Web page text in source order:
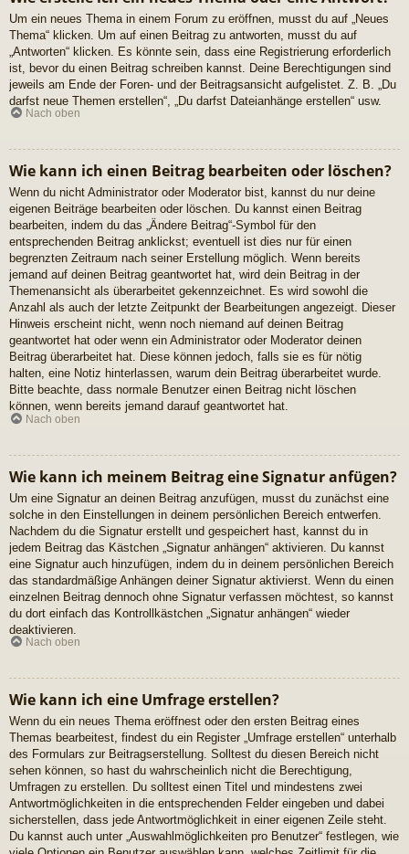
Um ein neues Thema in einem Forum zu eröffnen, musst du auf „Neues
Thema“ klicken. Um auf einen Beitrag zu antworten, musst du auf
„Antworten“ klicken. Es könnte sein, dass eine Registrierung erforderlich
ist, bevor du einen Beitrag schreiben kannst. Deine Berechtigungen sind
jeweils am Ende der Foren- und der Beitragsansicht aufgelistet. Z. B. „Du
darfst neue Themen erstellen“, „Du darfst Dateianhänge erstellen“ usw.
Nach oben
Wie kann ich einen Beitrag bearbeiten oder löschen?
Wenn du nicht Administrator oder Moderator bist, kannst du nur deine
eigenen Beiträge bearbeiten oder löschen. Du kannst einen Beitrag
bearbeiten, indem du das „Ändere Beitrag“-Symbol für den
entsprechenden Beitrag anklickst; eventuell ist dies nur für einen
begrenzten Zeitraum nach seiner Erstellung möglich. Wenn bereits
jemand auf deinen Beitrag geantwortet hat, wird dein Beitrag in der
Themenansicht als überarbeitet gekennzeichnet. Es wird sowohl die
Anzahl als auch der letzte Zeitpunkt der Bearbeitungen angezeigt. Dieser
Hinweis erscheint nicht, wenn noch niemand auf deinen Beitrag
geantwortet hat oder wenn ein Administrator oder Moderator deinen
Beitrag überarbeitet hat. Diese können jedoch, falls sie es für nötig
halten, eine Notiz hinterlassen, warum dein Beitrag überarbeitet wurde.
Bitte beachte, dass normale Benutzer einen Beitrag nicht löschen
können, wenn bereits jemand darauf geantwortet hat.
Nach oben
Wie kann ich meinem Beitrag eine Signatur anfügen?
Um eine Signatur an deinen Beitrag anzufügen, musst du zunächst eine
solche in den Einstellungen in deinem persönlichen Bereich entwerfen.
Nachdem du die Signatur erstellt und gespeichert hast, kannst du in
jedem Beitrag das Kästchen „Signatur anhängen“ aktivieren. Du kannst
eine Signatur auch hinzufügen, indem du in deinem persönlichen Bereich
das standardmäßige Anhängen deiner Signatur aktivierst. Wenn du einen
einzelnen Beitrag dennoch ohne Signatur verfassen möchtest, so kannst
du dort einfach das Kontrollkästchen „Signatur anhängen“ wieder
deaktivieren.
Nach oben
Wie kann ich eine Umfrage erstellen?
Wenn du ein neues Thema eröffnest oder den ersten Beitrag eines
Themas bearbeitest, findest du ein Register „Umfrage erstellen“ unterhalb
des Formulars zur Beitragserstellung. Solltest du diesen Bereich nicht
sehen können, so hast du wahrscheinlich nicht die Berechtigung,
Umfragen zu erstellen. Du solltest einen Titel und mindestens zwei
Antwortmöglichkeiten in die entsprechenden Felder eingeben und dabei
sicherstellen, dass jede Antwortmöglichkeit in einer eigenen Zeile steht.
Du kannst auch unter „Auswahlmöglichkeiten pro Benutzer“ festlegen, wie